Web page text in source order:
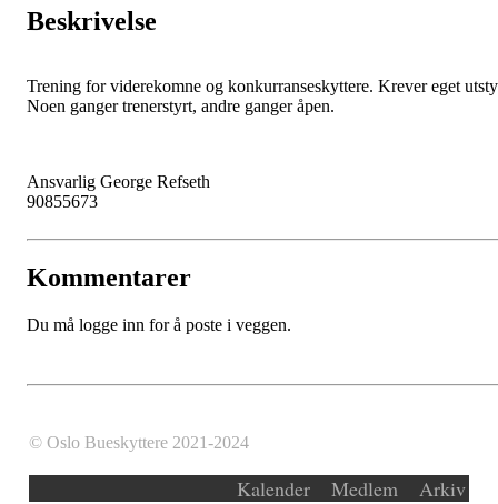
Beskrivelse
Trening for viderekomne og konkurranseskyttere. Krever eget
Noen ganger trenerstyrt, andre ganger åpen.
Ansvarlig George Refseth
90855673
Kommentarer
Du må logge inn for å poste i veggen.
© Oslo Bueskyttere 2021-2024
Kalender Medlem Arkiv